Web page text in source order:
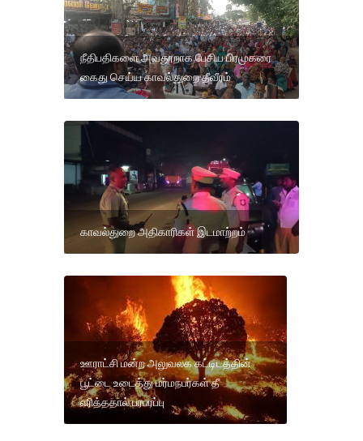
நீதிபதிகளை அவதூறாக பேசிய பிரமுகரை
கைது செய்ய காவல்துறை தீவீரம்
காவல்துறை அதிகாரிகள் இடமாற்றம்
ஊராட்சி மன்ற அலுவலக கட்டிடத்தின்
பூட்டை உடைத்து மர்மநபர்கள் தீ
எரித்ததால் பரபரப்பு